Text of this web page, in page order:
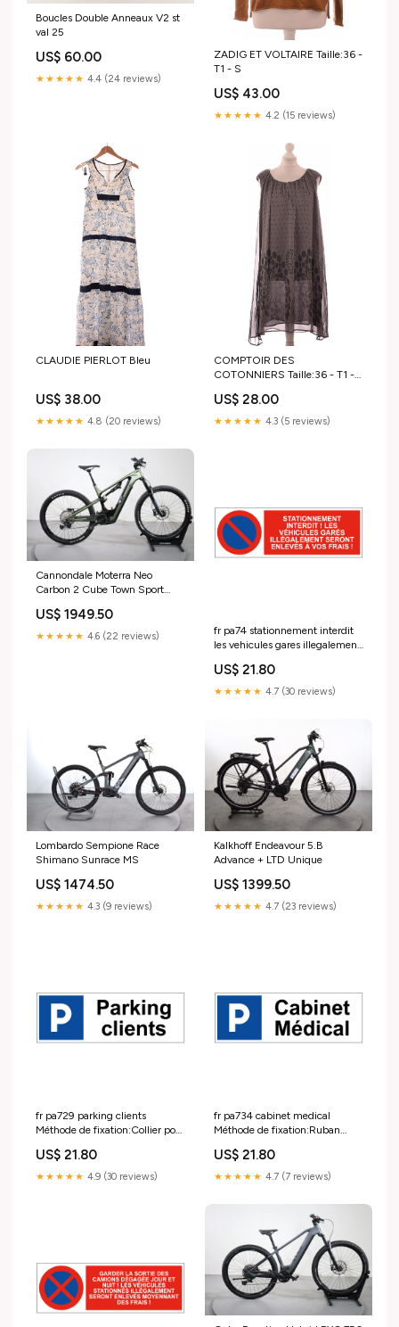
Boucles Double Anneaux V2 st
val 25
US$ 60.00
★★★★★ 4.4 (24 reviews)
ZADIG ET VOLTAIRE Taille:36 -
T1 - S
US$ 43.00
★★★★★ 4.2 (15 reviews)
CLAUDIE PIERLOT Bleu
US$ 38.00
★★★★★ 4.8 (20 reviews)
COMPTOIR DES
COTONNIERS Taille:36 - T1 -
US$ 28.00
★★★★★ 4.3 (5 reviews)
Cannondale Moterra Neo
Carbon 2 Cube Town Sport
US$ 1949.50
★★★★★ 4.6 (22 reviews)
fr pa74 stationnement interdit
les vehicules gares illegalement
Taille:600x200mm
US$ 21.80
★★★★★ 4.7 (30 reviews)
Lombardo Sempione Race
Shimano Sunrace MS
US$ 1474.50
★★★★★ 4.3 (9 reviews)
Kalkhoff Endeavour 5.B
Advance + LTD Unique
US$ 1399.50
★★★★★ 4.7 (23 reviews)
fr pa729 parking clients
Méthode de fixation:Collier pour
US$ 21.80
★★★★★ 4.9 (30 reviews)
fr pa734 cabinet medical
Méthode de fixation:Ruban
US$ 21.80
★★★★★ 4.7 (7 reviews)